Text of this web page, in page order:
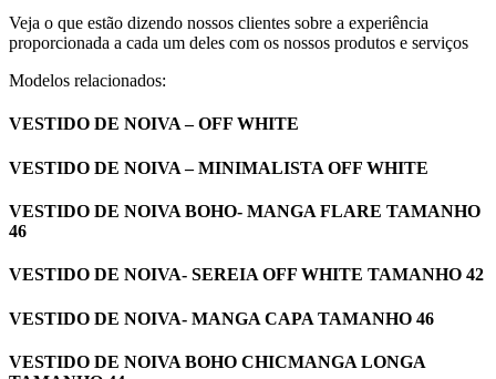
Veja o que estão dizendo nossos clientes sobre a experiência
proporcionada a cada um deles com os nossos produtos e serviços
Modelos relacionados:
VESTIDO DE NOIVA – OFF WHITE
VESTIDO DE NOIVA – MINIMALISTA OFF WHITE
VESTIDO DE NOIVA BOHO- MANGA FLARE TAMANHO
46
VESTIDO DE NOIVA- SEREIA OFF WHITE TAMANHO 42
VESTIDO DE NOIVA- MANGA CAPA TAMANHO 46
VESTIDO DE NOIVA BOHO CHICMANGA LONGA